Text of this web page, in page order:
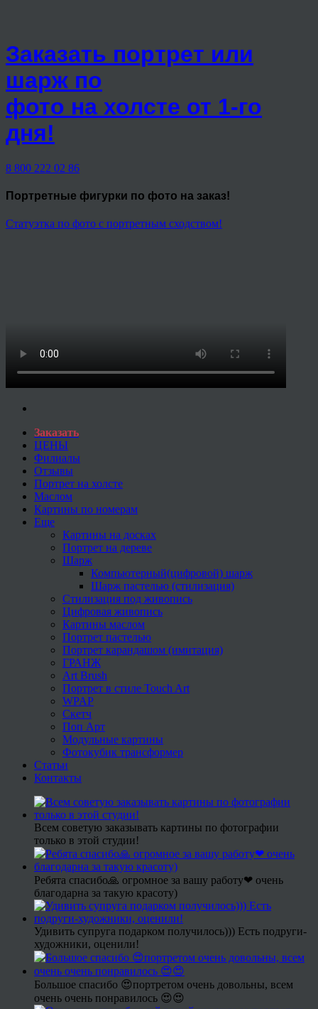
Заказать портрет или
шарж по
фото на холсте от 1-го
дня!
8 800 222 02 86
Портретные фигурки по фото на заказ!
Статуэтка по фото с портретным сходством!
Заказать
ЦЕНЫ
Филиалы
Отзывы
Портрет на холсте
Маслом
Картины по номерам
Еще
Картины на досках
Портрет на дереве
Шарж
Компьютерный(цифровой) шарж
Шарж пастелью (стилизация)
Стилизация под живопись
Цифровая живопись
Картины маслом
Портрет пастелью
Портрет карандашом (имитация)
ГРАНЖ
Art Brush
Портрет в стиле Touch Art
WPAP
Скетч
Поп Арт
Модульные картины
Фотокубик трансформер
Статьи
Контакты
Всем советую заказывать картины по фотографии
только в этой студии!
Ребята спасибо🙏 огромное за вашу работу❤ очень
благодарна за такую красоту)
Удивить супруга подарком получилось))) Есть подруги-
художники, оценили!
Большое спасибо 😍портретом очень довольны, всем
очень очень понравилось 😍😍